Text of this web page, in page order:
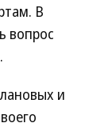
В
вопрос
и